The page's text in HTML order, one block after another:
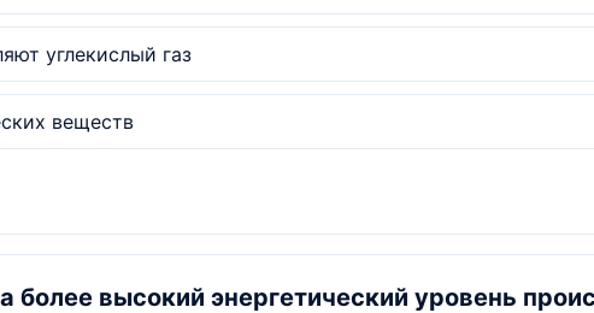
углекислый газ
веществ
более высокий энергетический уровень